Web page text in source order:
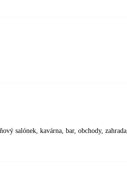
salónek, kavárna, bar, obchody, zahrada,